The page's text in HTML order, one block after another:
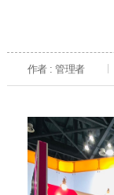
作者 : 管理者